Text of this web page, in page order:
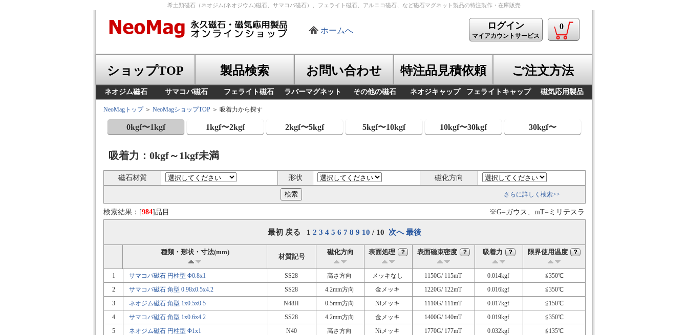
希土類磁石（ネオジム(ネオジウム)磁石、サマコバ磁石）、フェライト磁石、アルニコ磁石、など磁石マグネット製品の特注製作・在庫販売
ホームへ ログイン
マイアカウントサービス
0
ショップTOP 製品検索 お問い合わせ 特注品見積依頼 ご注文方法
ネオジム磁石 サマコバ磁石 フェライト磁石 ラバーマグネット その他の磁石 ネオジキャップ フェライトキャップ 磁気応用製品
NeoMagトップ＞ NeoMagショップTOP ＞ 吸着力から探す
0kgf〜1kgf 1kgf〜2kgf 2kgf〜5kgf 5kgf〜10kgf 10kgf〜30kgf 30kgf〜
吸着力：0kgf～1kgf未満
磁石材質 形状 磁化方向
さらに詳しく検索>>
検索結果：[984]品目 ※G=ガウス、mT=ミリテスラ
最初 戻る 1 2 3 4 5 6 7 8 9 10 / 10 次へ 最後
種類・形状・寸法(mm)
材質記号
磁化方向 表面処理 ？ 表面磁束密度 ？ 吸着力 ？ 限界使用温度 ？
1 サマコバ磁石 円柱型 Φ0.8x1 SS28 高さ方向 メッキなし 1150G/ 115mT 0.014kgf
≦350℃
2
サマコバ磁石 角型 0.98x0.5x4.2 SS28 4.2mm方向 金メッキ 1220G/ 122mT 0.016kgf
≦350℃
3
ネオジム磁石 角型 1x0.5x0.5 N48H 0.5mm方向 Niメッキ 1110G/ 111mT 0.017kgf
≦150℃
4
サマコバ磁石 角型 1x0.6x4.2 SS28 4.2mm方向 金メッキ 1400G/ 140mT 0.019kgf
≦350℃
5
ネオジム磁石 円柱型 Φ1x1 N40 高さ方向 Niメッキ 1770G/ 177mT 0.032kgf
≦135℃